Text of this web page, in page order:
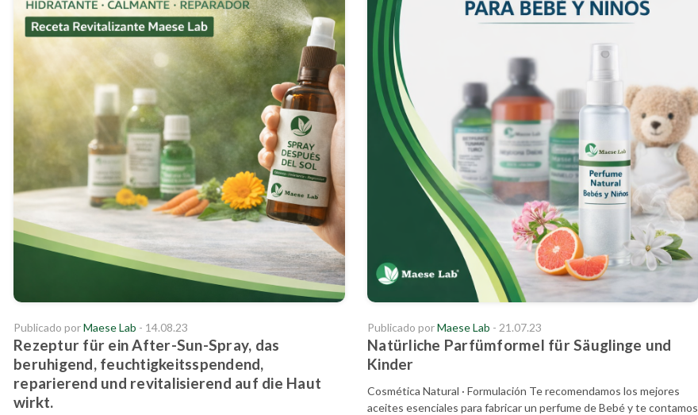
Publicado porMaese Lab - 14.08.23
Rezeptur für ein After-Sun-Spray, das
beruhigend, feuchtigkeitsspendend,
reparierend und revitalisierend auf die Haut
wirkt.
Publicado porMaese Lab - 21.07.23
Natürliche Parfümformel für Säuglinge und
Kinder
Cosmética Natural · Formulación Te recomendamos los mejores
aceites esenciales para fabricar un perfume de Bebé y te contamos